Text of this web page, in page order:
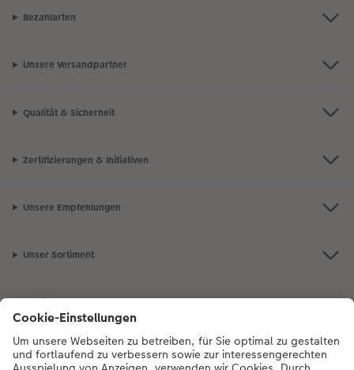
Bezahlarten
Unsere Versandpartner
Qualität & Sicherheit
Zertifizierungen & Initiativen
Unsere Empfehlungen
Unser Sortiment
Service
Mehr zum CEWE Fotoservice